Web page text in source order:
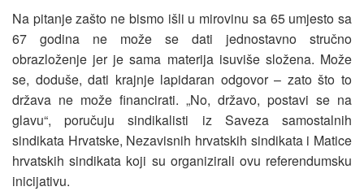
Na pitanje zašto ne bismo išli u mirovinu sa 65 umjesto sa
67 godina ne može se dati jednostavno stručno
obrazloženje jer je sama materija isuviše složena. Može
se, doduše, dati krajnje lapidaran odgovor – zato što to
država ne može financirati. „No, državo, postavi se na
glavu“, poručuju sindikalisti iz Saveza samostalnih
sindikata Hrvatske, Nezavisnih hrvatskih sindikata i Matice
hrvatskih sindikata koji su organizirali ovu referendumsku
inicijativu.